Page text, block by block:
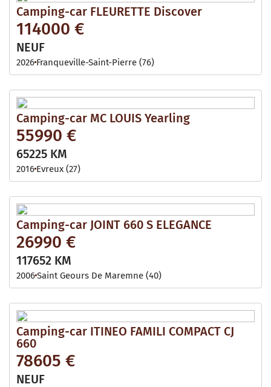
Camping-car FLEURETTE Discover
114000 €
NEUF
2026 Franqueville-Saint-Pierre (76)
Camping-car MC LOUIS Yearling
55990 €
65225 KM
2016 Evreux (27)
Camping-car JOINT 660 S ELEGANCE
26990 €
117652 KM
2006Saint Geours De Maremne (40)
Camping-car ITINEO FAMILI COMPACT CJ
660
78605 €
NEUF